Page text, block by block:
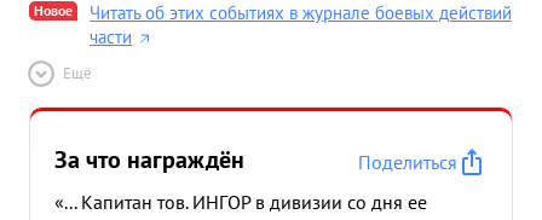
Новое
Читать об этих событиях в журнале боевых действий
части
Ещё
За что награждён
Поделиться
«... Капитан тов. ИНГОР в дивизии со дня ее